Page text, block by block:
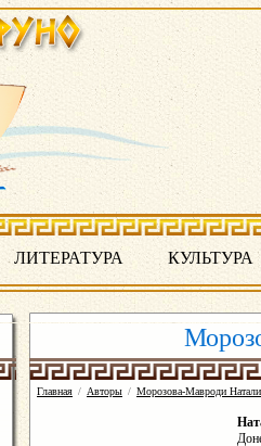
ЛИТЕРАТУРА КУЛЬТУРА
Главная / Авторы / Морозова-Мавроди